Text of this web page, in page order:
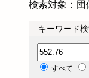
検索対象：団
キーワード
分類記号検索
すべて